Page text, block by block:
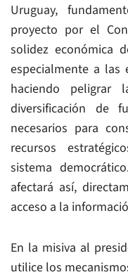
Uruguay,
proyecto por el
solidez económica
especialmente a las
haciendo peligrar
diversificación de
necesarios para
recursos
sistema
afectará así,
acceso a la
En la misiva al
utilice los